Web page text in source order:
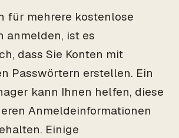
für mehrere kostenlose
anmelden, ist es
dass Sie Konten mit
Passwörtern erstellen. Ein
kann Ihnen helfen, diese
Anmeldeinformationen
Einige